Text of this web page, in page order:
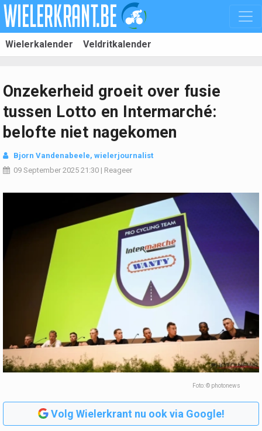
Wielerkalender Veldritkalender
Onzekerheid groeit over fusie
tussen Lotto en Intermarché:
belofte niet nagekomen
Bjorn Vandenabeele, wielerjournalist
09 September 2025 21:30 | Reageer
Foto: © photonews
Volg Wielerkrant nu ook via Google!